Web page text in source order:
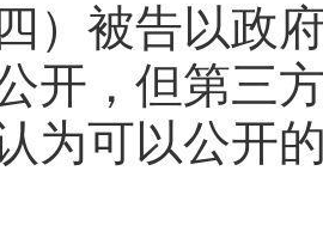
被告以政府
开，但第三
为可以公开